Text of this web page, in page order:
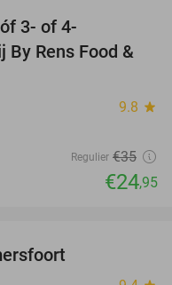
3- of 4-
By Rens Food &
9.8 star
Regulier €35
€24,95